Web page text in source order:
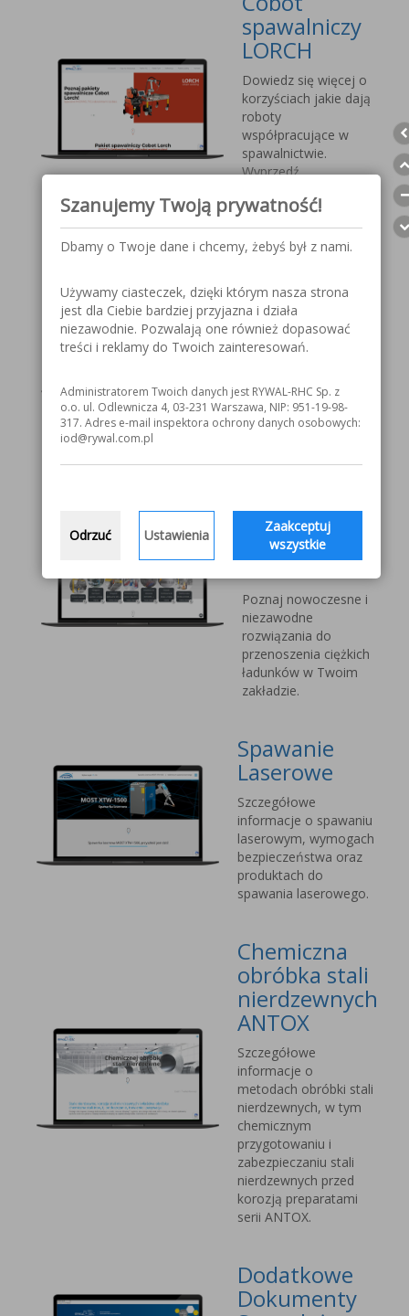
spawalniczy
LORCH
Dowiedz się więcej o
korzyściach jakie dają
roboty
współpracujące w
spawalnictwie.
Wyprzedź
nadchodzącym
wyzwaniom.
Przyłbica
spawalnicza
V1000 MOST
przyłbicy spawalniczej
V1000 MOST
Systemy
bliskiego
Vetter Kran
Technik
Poznaj nowoczesne i
niezawodne
rozwiązania do
przenoszenia ciężkich
ładunków w Twoim
zakładzie.
Spawanie
Laserowe
Szczegółowe
informacje o spawaniu
laserowym, wymogach
bezpieczeństwa oraz
produktach do
spawania laserowego.
Chemiczna
obróbka stali
nierdzewnych
ANTOX
Szczegółowe
informacje o
metodach obróbki stali
nierdzewnych, w tym
chemicznym
przygotowaniu i
zabezpieczaniu stali
nierdzewnych przed
korozją preparatami
serii ANTOX.
Dodatkowe
Dokumenty
Szanujemy Twoją prywatność!
Dbamy o Twoje dane i chcemy, żebyś był z nami.
Używamy ciasteczek, dzięki którym nasza strona
jest dla Ciebie bardziej przyjazna i działa
niezawodnie. Pozwalają one również dopasować
treści i reklamy do Twoich zainteresowań.
Administratorem Twoich danych jest RYWAL-RHC Sp. z
o.o. ul. Odlewnicza 4, 03-231 Warszawa, NIP: 951-19-98-
317. Adres e-mail inspektora ochrony danych osobowych:
iod@rywal.com.pl
Odrzuć Ustawienia
Zaakceptuj
wszystkie